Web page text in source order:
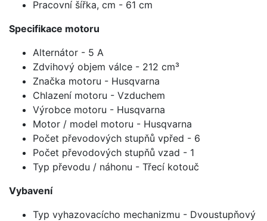
Pracovní šířka, cm - 61 cm
Specifikace motoru
Alternátor - 5 A
Zdvihový objem válce - 212 cm³
Značka motoru - Husqvarna
Chlazení motoru - Vzduchem
Výrobce motoru - Husqvarna
Motor / model motoru - Husqvarna
Počet převodových stupňů vpřed - 6
Počet převodových stupňů vzad - 1
Typ převodu / náhonu - Třecí kotouč
Vybavení
Typ vyhazovacícho mechanizmu - Dvoustupňový